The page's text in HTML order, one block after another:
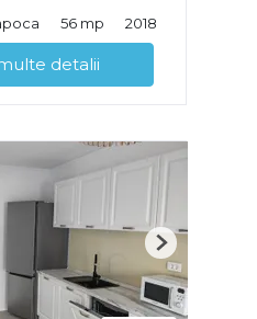
56 mp 2018
detalii
Next